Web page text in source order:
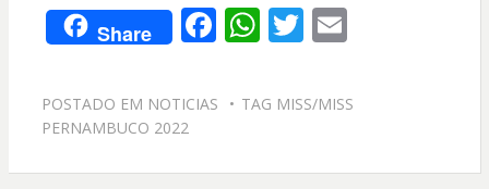
Share F
e
o
W
at
A
T
itt
E
ai
POSTADO EM NOTICIAS TAG MISS/MISS
PERNAMBUCO 2022